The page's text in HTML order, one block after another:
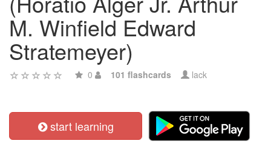
M. Winfield Edward
Stratemeyer)
0 101 flashcards lack
start learning